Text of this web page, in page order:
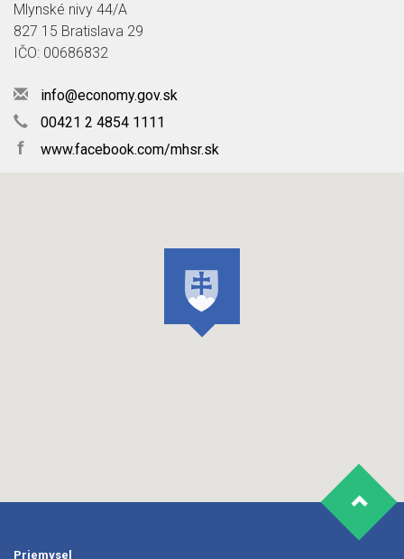
Mlynské nivy 44/A
827 15 Bratislava 29
IČO: 00686832
info@economy.gov.sk
00421 2 4854 1111
f www.facebook.com/mhsr.sk
Priemysel